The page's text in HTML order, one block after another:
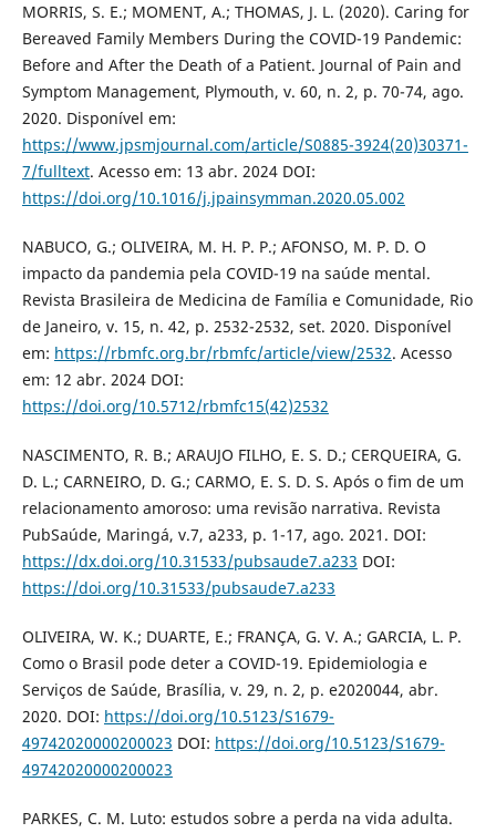
MORRIS, S. E.; MOMENT, A.; THOMAS, J. L. (2020). Caring for
Bereaved Family Members During the COVID-19 Pandemic:
Before and After the Death of a Patient. Journal of Pain and
Symptom Management, Plymouth, v. 60, n. 2, p. 70-74, ago.
2020. Disponível em:
https://www.jpsmjournal.com/article/S0885-3924(20)30371-
7/fulltext. Acesso em: 13 abr. 2024 DOI:
https://doi.org/10.1016/j.jpainsymman.2020.05.002
NABUCO, G.; OLIVEIRA, M. H. P. P.; AFONSO, M. P. D. O
impacto da pandemia pela COVID-19 na saúde mental.
Revista Brasileira de Medicina de Família e Comunidade, Rio
de Janeiro, v. 15, n. 42, p. 2532-2532, set. 2020. Disponível
em: https://rbmfc.org.br/rbmfc/article/view/2532. Acesso
em: 12 abr. 2024 DOI:
https://doi.org/10.5712/rbmfc15(42)2532
NASCIMENTO, R. B.; ARAUJO FILHO, E. S. D.; CERQUEIRA, G.
D. L.; CARNEIRO, D. G.; CARMO, E. S. D. S. Após o fim de um
relacionamento amoroso: uma revisão narrativa. Revista
PubSaúde, Maringá, v.7, a233, p. 1-17, ago. 2021. DOI:
https://dx.doi.org/10.31533/pubsaude7.a233 DOI:
https://doi.org/10.31533/pubsaude7.a233
OLIVEIRA, W. K.; DUARTE, E.; FRANÇA, G. V. A.; GARCIA, L. P.
Como o Brasil pode deter a COVID-19. Epidemiologia e
Serviços de Saúde, Brasília, v. 29, n. 2, p. e2020044, abr.
2020. DOI: https://doi.org/10.5123/S1679-
49742020000200023 DOI: https://doi.org/10.5123/S1679-
49742020000200023
PARKES, C. M. Luto: estudos sobre a perda na vida adulta.